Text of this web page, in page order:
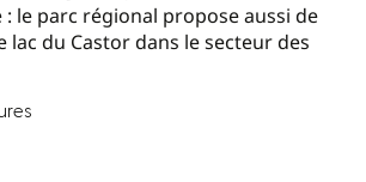
le parc régional propose aussi de
lac du Castor dans le secteur des